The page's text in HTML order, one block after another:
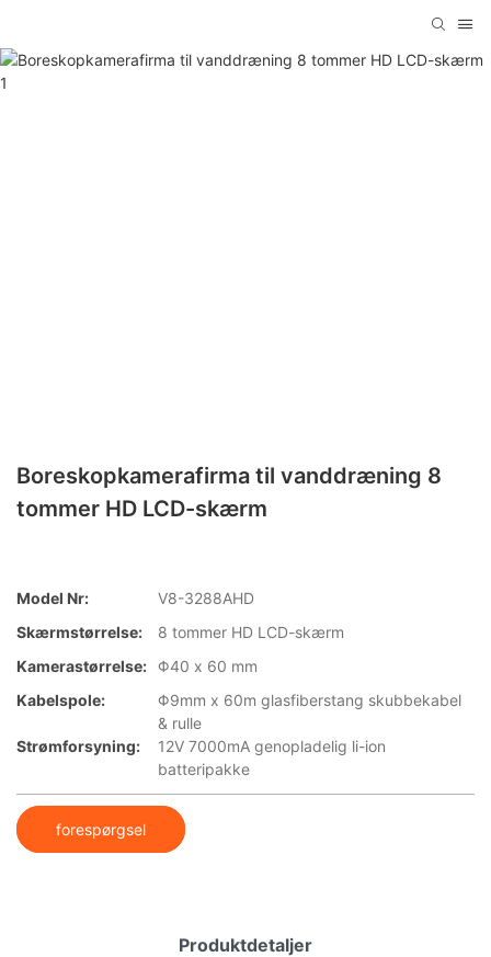
Boreskopkamerafirma til vanddræning 8
tommer HD LCD-skærm
Model Nr:
V8-3288AHD
Skærmstørrelse:
8 tommer HD LCD-skærm
Kamerastørrelse: Φ40 x 60 mm
Kabelspole:
Φ9mm x 60m glasfiberstang skubbekabel
& rulle
Strømforsyning:
12V 7000mA genopladelig li-ion
batteripakke
forespørgsel
Produktdetaljer